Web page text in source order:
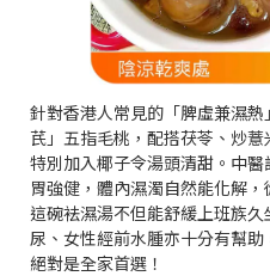
針對香港人常見的「脾虛兼濕
芪」五指毛桃，配搭茯苓、炒
特別加入椰子令湯頭清甜。中
胃強健，體內濕濁自然能化解
這碗袪濕湯不但能舒緩上班族
尿、女性經前水腫亦十分有幫
絕對是全家首選！